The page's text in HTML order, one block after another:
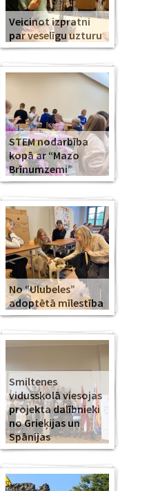
Veicinot izpratni
par veselīgu uzturu
STEM nodarbība
kopā ar “Mazo
Brīnumzemi”
No “Ulubeles”
adoptētā mīlestība
Smiltenes
vidusskolā viesojas
projekta dalībnieki
no Grieķijas un
Spānijas